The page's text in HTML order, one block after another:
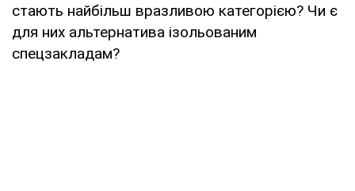
стають найбільш вразливою категорією? Чи є
для них альтернатива ізольованим
спецзакладам?